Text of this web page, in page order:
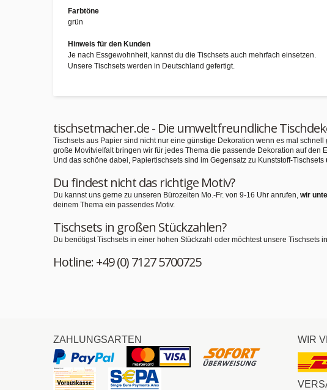
Farbtöne
grün
Hinweis für den Kunden
Je nach Essgewohnheit, kannst du die Tischsets auch mehrfach einsetzen.
Unsere Tischsets werden in Deutschland gefertigt.
tischsetmacher.de - Die umweltfreundliche
Tischsets aus Papier sind nicht nur eine günstige Dekoration wenn es mal
große Movitvielfalt bringen wir für jedes Thema die passende Dekoration auf den
Und das schöne dabei, Papiertischsets sind im Gegensatz zu Kunststoff-Tischsets
Du findest nicht das richtige Motiv?
Du kannst uns gerne zu unseren Bürozeiten Mo.-Fr. von 9-16 Uhr anrufen, wir
deinem Thema ein passendes Motiv.
Tischsets in großen Stückzahlen?
Du benötigst Tischsets in einer hohen Stückzahl oder möchtest unsere
Hotline: +49 (0) 7127 5700725
ZAHLUNGSARTEN WIR